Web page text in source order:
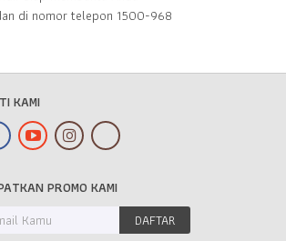
di nomor telepon 1500-968
KAMI
PROMO KAMI